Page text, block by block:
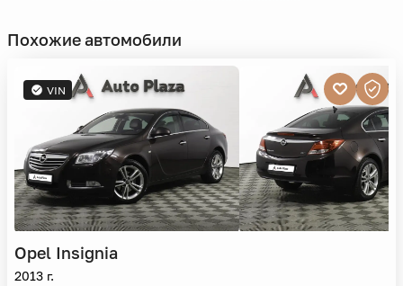
Похожие автомобили
VIN
Opel Insignia
2013 г.